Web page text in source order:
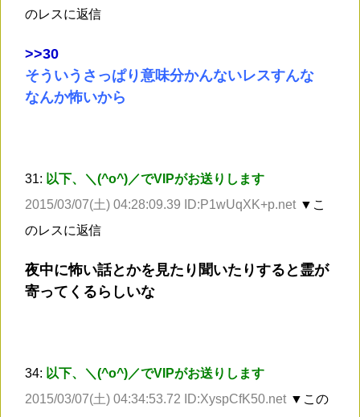
のレスに返信
>>30
そういうさっぱり意味分かんないレスすんな
なんか怖いから
31: 以下、＼(^o^)／でVIPがお送りします
2015/03/07(土) 04:28:09.39 ID:P1wUqXK+p.net ▼こ
のレスに返信
夜中に怖い話とかを見たり聞いたりすると霊が
寄ってくるらしいな
34: 以下、＼(^o^)／でVIPがお送りします
2015/03/07(土) 04:34:53.72 ID:XyspCfK50.net ▼この